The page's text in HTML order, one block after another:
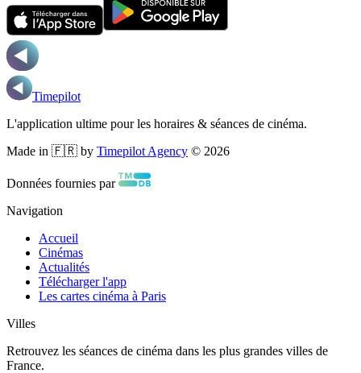
Timepilot
L'application ultime pour les horaires & séances de cinéma.
Made in 🇫🇷 by Timepilot Agency © 2026
Données fournies par
Navigation
Accueil
Cinémas
Actualités
Télécharger l'app
Les cartes cinéma à Paris
Villes
Retrouvez les séances de cinéma dans les plus grandes villes de
France.